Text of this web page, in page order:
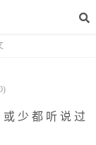
少都听说过